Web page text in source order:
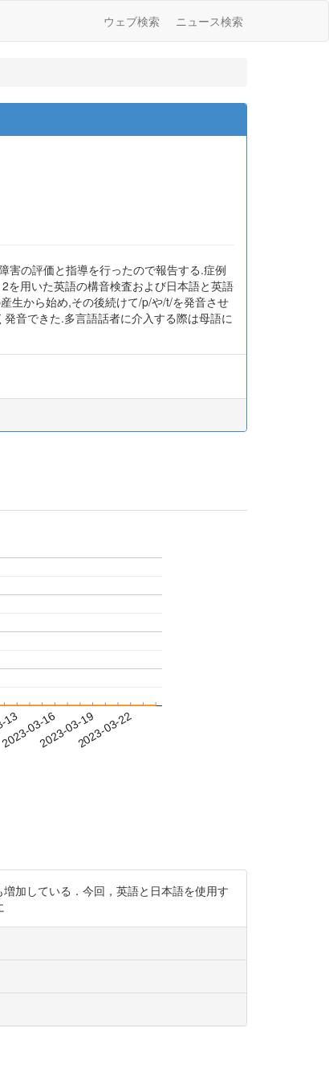
ウェブ検索 ニュース検索
害の評価と指導を行ったので報告する.症例
を用いた英語の構音検査および日本語と英語
生から始め,その後続けて/p/や/t/を発音させ
音できた.多言語話者に介入する際は母語に
2023-03-162023-03-192023-03-22
加している．今回，英語と日本語を使用す